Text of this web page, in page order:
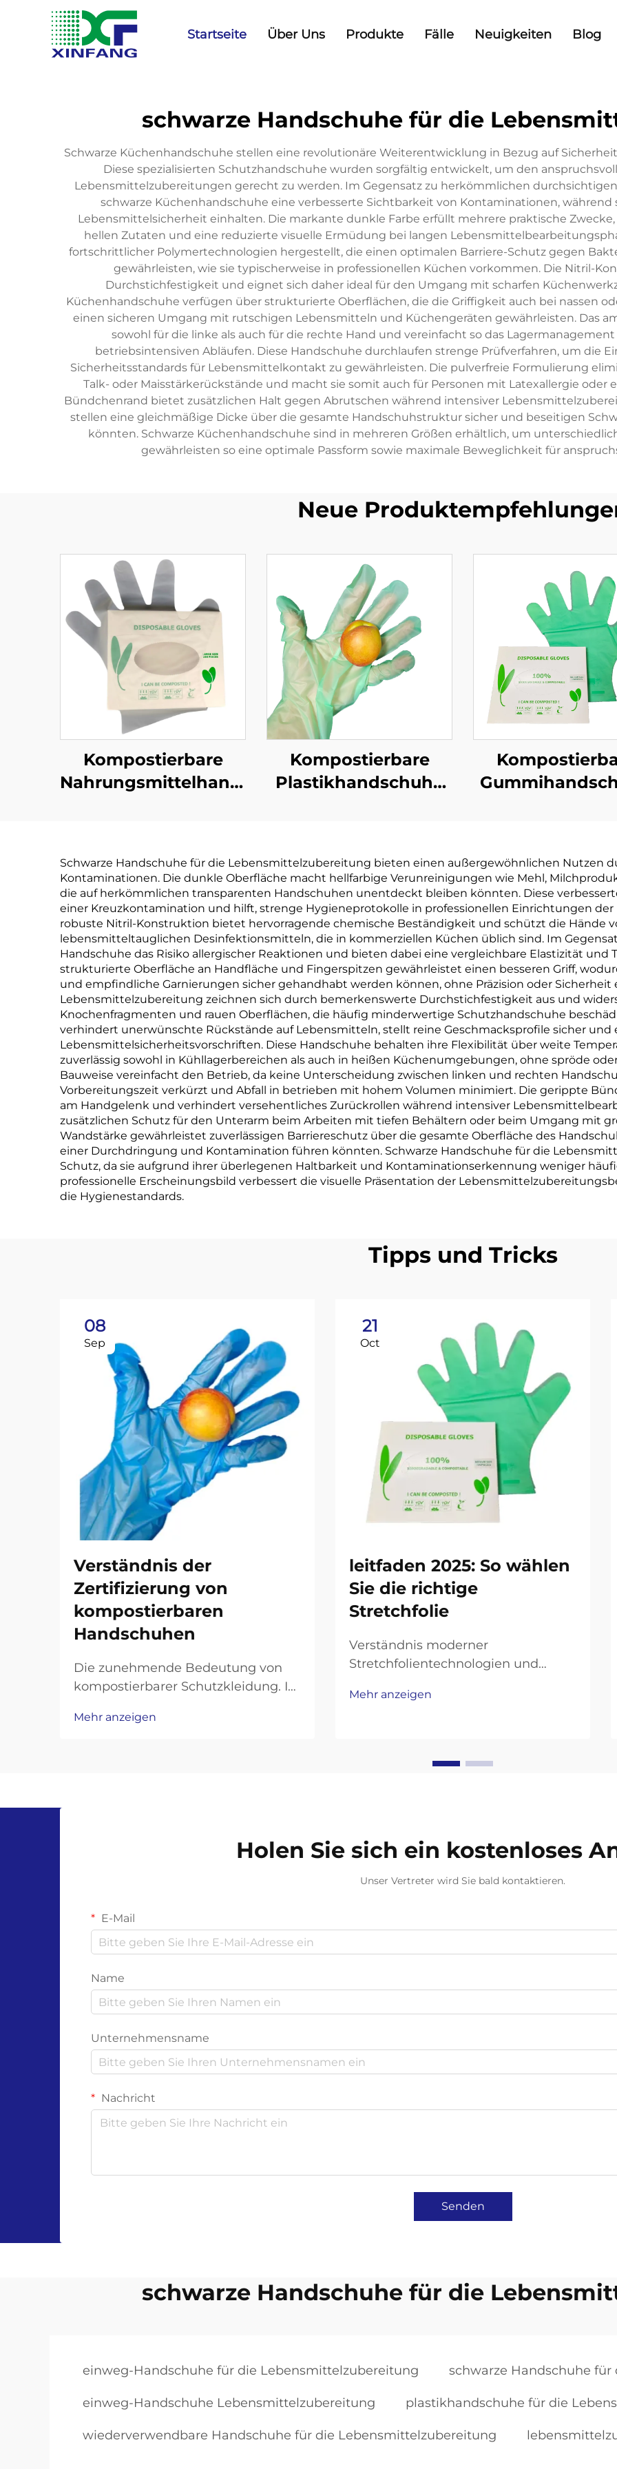
Startseite Über Uns Produkte Fälle Neuigkeiten Blog
schwarze Handschuhe für die
Schwarze Küchenhandschuhe stellen eine revolutionäre Weiterentwicklung in Bezug auf
Diese spezialisierten Schutzhandschuhe wurden sorgfältig entwickelt, um den
Lebensmittelzubereitungen gerecht zu werden. Im Gegensatz zu herkömmlichen
schwarze Küchenhandschuhe eine verbesserte Sichtbarkeit von Kontaminationen,
Lebensmittelsicherheit einhalten. Die markante dunkle Farbe erfüllt mehrere praktische
hellen Zutaten und eine reduzierte visuelle Ermüdung bei langen
fortschrittlicher Polymertechnologien hergestellt, die einen optimalen Barriere-Schutz gegen
gewährleisten, wie sie typischerweise in professionellen Küchen vorkommen. Die Nitril-
Durchstichfestigkeit und eignet sich daher ideal für den Umgang mit scharfen
Küchenhandschuhe verfügen über strukturierte Oberflächen, die die Griffigkeit auch bei nassen
einen sicheren Umgang mit rutschigen Lebensmitteln und Küchengeräten gewährleisten. Das
sowohl für die linke als auch für die rechte Hand und vereinfacht so das
betriebsintensiven Abläufen. Diese Handschuhe durchlaufen strenge Prüfverfahren, um die
Sicherheitsstandards für Lebensmittelkontakt zu gewährleisten. Die pulverfreie Formulierung
Talk- oder Maisstärkerückstände und macht sie somit auch für Personen mit Latexallergie
Bündchenrand bietet zusätzlichen Halt gegen Abrutschen während intensiver
stellen eine gleichmäßige Dicke über die gesamte Handschuhstruktur sicher und beseitigen
könnten. Schwarze Küchenhandschuhe sind in mehreren Größen erhältlich, um
gewährleisten so eine optimale Passform sowie maximale Beweglichkeit für
Neue
Kompostierbare
Nahrungsmittelhandschuhe
Material
Kompostierbare
Plastikhandschuhe
Material
Material
Schwarze Handschuhe für die Lebensmittelzubereitung bieten einen außergewöhnlichen Nutzen
Kontaminationen. Die dunkle Oberfläche macht hellfarbige Verunreinigungen wie Mehl,
die auf herkömmlichen transparenten Handschuhen unentdeckt bleiben könnten. Diese
einer Kreuzkontamination und hilft, strenge Hygieneprotokolle in professionellen Einrichtungen
robuste Nitril-Konstruktion bietet hervorragende chemische Beständigkeit und schützt die Hände
lebensmitteltauglichen Desinfektionsmitteln, die in kommerziellen Küchen üblich sind. Im
Handschuhe das Risiko allergischer Reaktionen und bieten dabei eine vergleichbare Elastizität und
strukturierte Oberfläche an Handfläche und Fingerspitzen gewährleistet einen besseren Griff,
und empfindliche Garnierungen sicher gehandhabt werden können, ohne Präzision oder Sicherheit
Lebensmittelzubereitung zeichnen sich durch bemerkenswerte Durchstichfestigkeit aus und
Knochenfragmenten und rauen Oberflächen, die häufig minderwertige Schutzhandschuhe
verhindert unerwünschte Rückstände auf Lebensmitteln, stellt reine Geschmacksprofile sicher und
Lebensmittelsicherheitsvorschriften. Diese Handschuhe behalten ihre Flexibilität über weite
zuverlässig sowohl in Kühllagerbereichen als auch in heißen Küchenumgebungen, ohne spröde
Bauweise vereinfacht den Betrieb, da keine Unterscheidung zwischen linken und rechten
Vorbereitungszeit verkürzt und Abfall in betrieben mit hohem Volumen minimiert. Die gerippte
am Handgelenk und verhindert versehentliches Zurückrollen während intensiver
zusätzlichen Schutz für den Unterarm beim Arbeiten mit tiefen Behältern oder beim Umgang mit
Wandstärke gewährleistet zuverlässigen Barriereschutz über die gesamte Oberfläche des
einer Durchdringung und Kontamination führen könnten. Schwarze Handschuhe für die
Schutz, da sie aufgrund ihrer überlegenen Haltbarkeit und Kontaminationserkennung weniger
professionelle Erscheinungsbild verbessert die visuelle Präsentation der
die Hygienestandards.
Tipps und Tricks
08
Sep
Verständnis der
Zertifizierung von
kompostierbaren
Handschuhen
Die zunehmende Bedeutung von
kompostierbarer Schutzkleidung. In
Umweltbewusstsein und
geworden. Diese innovativen
Mehr anzeigen
21
Oct
leitfaden 2025: So wählen
Sie die richtige
Stretchfolie
Verständnis moderner
Stretchfolientechnologien und
Verpackungslösungen entwickelt
Mehr anzeigen
Holen Sie sich ein kostenloses
Unser Vertreter wird Sie bald kontaktieren.
E-Mail
Name
Unternehmensname
Nachricht
Senden
schwarze Handschuhe für die
einweg-Handschuhe für die Lebensmittelzubereitung schwarze Handschuhe
einweg-Handschuhe Lebensmittelzubereitung plastikhandschuhe für die
wiederverwendbare Handschuhe für die Lebensmittelzubereitung